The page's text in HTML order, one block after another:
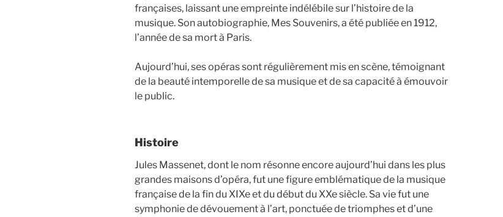
françaises, laissant une empreinte indélébile sur l’histoire de la
musique. Son autobiographie, Mes Souvenirs, a été publiée en 1912,
l’année de sa mort à Paris.
Aujourd’hui, ses opéras sont régulièrement mis en scène, témoignant
de la beauté intemporelle de sa musique et de sa capacité à émouvoir
le public.
Histoire
Jules Massenet, dont le nom résonne encore aujourd’hui dans les plus
grandes maisons d’opéra, fut une figure emblématique de la musique
française de la fin du XIXe et du début du XXe siècle. Sa vie fut une
symphonie de dévouement à l’art, ponctuée de triomphes et d’une